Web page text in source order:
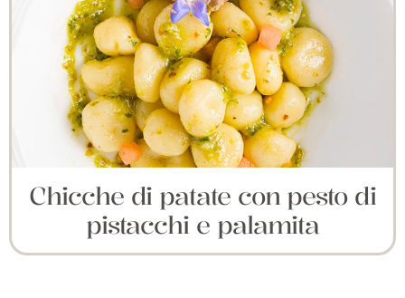
Chicche di patate con pesto di
pistacchi e palamita